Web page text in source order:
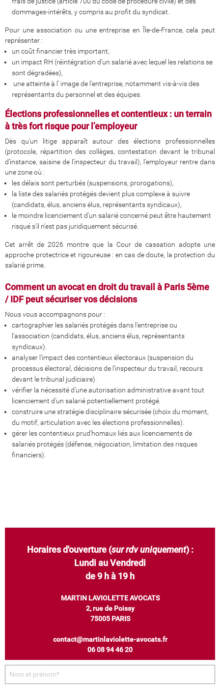
dommages-intérêts, y compris au profit du syndicat.
Pour une association ou une entreprise en Île-de-France, cela peut
représenter :
un coût financier très important,
un impact RH (réintégration d’un salarié avec lequel les relations se
sont dégradées),
une atteinte à l' image de l'entreprise, notamment vis-à-vis des
représentants du personnel et des équipes.
Élections professionnelles et contentieux : un terrain
à très fort risque pour l’employeur
Dès qu’un litige apparaît autour des élections professionnelles
(protocole, répartition des collèges, contestation devant le tribunal
d’instance, saisine de l’inspecteur du travail), l'employeur rentre dans
une zone où :
les délais sont perturbés (suspensions, prorogations),
la liste des salariés protégés devient plus complexe à suivre
(candidats, élus, anciens élus, représentants syndicaux),
le moindre licenciement d’un salarié concerné peut être hautement
risqué s’il n’est pas juridiquement sécurisé.
Cet arrêt de 2026 montre que la Cour de cassation adopte une
approche protectrice et rigoureuse : en cas de doute, la protection du
salarié prime.
Comment un avocat endroitdu travail à Paris 5ème
/ IDF peut sécuriser vos décisions
Nous vous accompagnons pour :
cartographier les salariés protégés dans l’entreprise ou
l’association (candidats, élus, anciens élus, représentants
syndicaux).
analyser l’impact des contentieux électoraux (suspension du
processus électoral, décisions de l’inspecteur du travail, recours
devant le tribunal judiciaire).
vérifier la nécessité d’une autorisation administrative avant tout
licenciement d’un salarié potentiellement protégé.
construire une stratégie disciplinaire sécurisée (choix du moment,
du motif, articulation avec les élections professionnelles).
gérer les contentieux prud’homaux liés aux licenciements de
salariés protégés (défense, négociation, limitation des risques
financiers).
Horaires d'ouverture (sur rdv uniquement) :
Lundi au Vendredi
de 9 h à 19 h
MARTIN LAVIOLETTE AVOCATS
2, rue de Poissy
75005 PARIS
contact@martinlaviolette-avocats.fr
06 08 94 46 20